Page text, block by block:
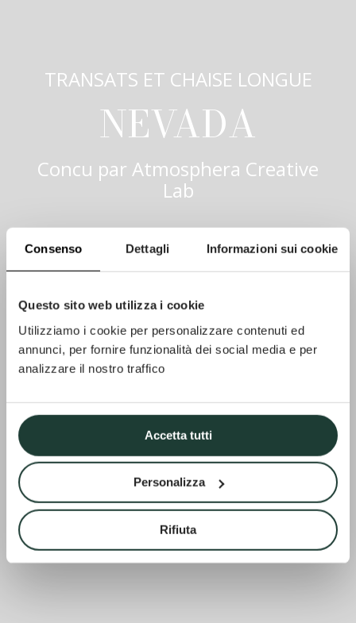
Consenso Dettagli Informazioni sui cookie
Questo sito web utilizza i cookie
Utilizziamo i cookie per personalizzare contenuti ed
annunci, per fornire funzionalità dei social media e per
analizzare il nostro traffico
Accetta tutti
Personalizza
Rifiuta
TRANSATS ET CHAISE LONGUE
NEVADA
Concu par Atmosphera Creative
Lab